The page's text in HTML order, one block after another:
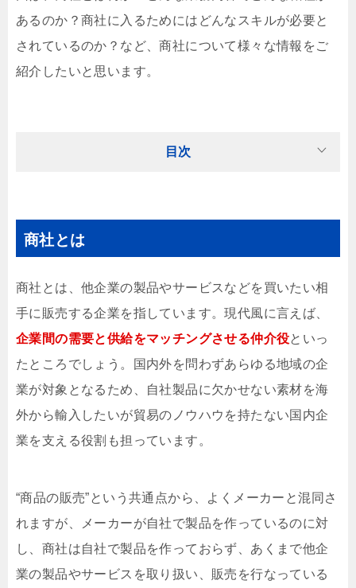
あるのか？商社に入るためにはどんなスキルが必要と
されているのか？など、商社について様々な情報をご
紹介したいと思います。
目次
商社とは
商社とは、他企業の製品やサービスなどを買いたい相
手に販売する企業を指しています。現代風に言えば、
企業間の需要と供給をマッチングさせる仲介役といっ
たところでしょう。国内外を問わずあらゆる地域の企
業が対象となるため、自社製品に欠かせない素材を海
外から輸入したいが貿易のノウハウを持たない国内企
業を支える役割も担っています。
“商品の販売”という共通点から、よくメーカーと混同さ
れますが、メーカーが自社で製品を作っているのに対
し、商社は自社で製品を作っておらず、あくまで他企
業の製品やサービスを取り扱い、販売を行なっている